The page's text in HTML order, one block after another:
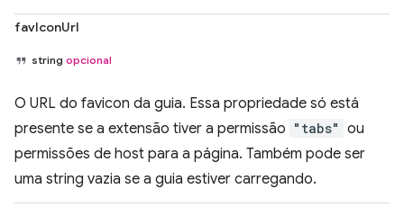
favIconUrl
string opcional
O URL do favicon da guia. Essa propriedade só está
presente se a extensão tiver a permissão "tabs" ou
permissões de host para a página. Também pode ser
uma string vazia se a guia estiver carregando.